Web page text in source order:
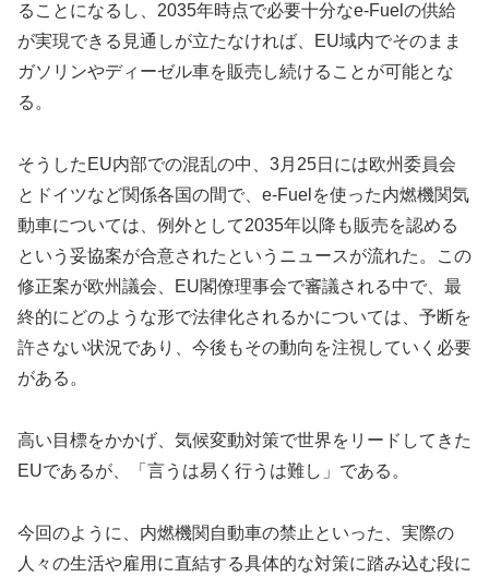
ることになるし、2035年時点で必要十分なe-Fuelの供給
が実現できる見通しが立たなければ、EU域内でそのまま
ガソリンやディーゼル車を販売し続けることが可能とな
る。
そうしたEU内部での混乱の中、3月25日には欧州委員会
とドイツなど関係各国の間で、e-Fuelを使った内燃機関気
動車については、例外として2035年以降も販売を認める
という妥協案が合意されたというニュースが流れた。この
修正案が欧州議会、EU閣僚理事会で審議される中で、最
終的にどのような形で法律化されるかについては、予断を
許さない状況であり、今後もその動向を注視していく必要
がある。
高い目標をかかげ、気候変動対策で世界をリードしてきた
EUであるが、「言うは易く行うは難し」である。
今回のように、内燃機関自動車の禁止といった、実際の
人々の生活や雇用に直結する具体的な対策に踏み込む段に